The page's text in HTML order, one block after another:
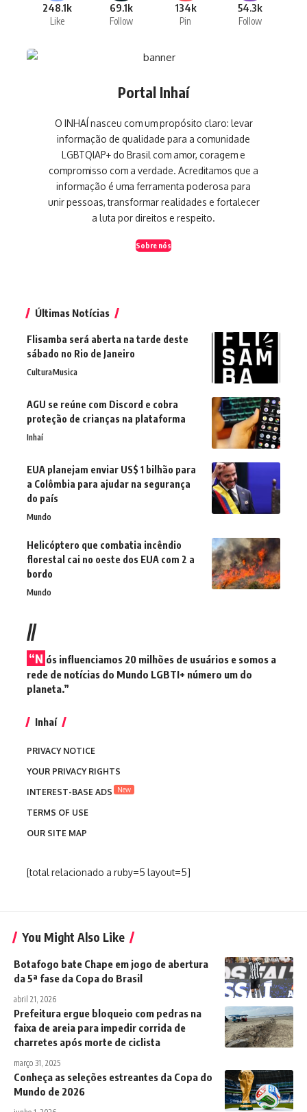
248.1k
Like
69.1k
Follow
134k
Pin
54.3k
Follow
Portal Inhaí
O INHAÍ nasceu com um propósito claro: levar
informação de qualidade para a comunidade
LGBTQIAP+ do Brasil com amor, coragem e
compromisso com a verdade. Acreditamos que a
informação é uma ferramenta poderosa para
unir pessoas, transformar realidades e fortalecer
a luta por direitos e respeito.
Sobre nós
Últimas Notícias
Flisamba será aberta na tarde deste
sábado no Rio de Janeiro
CulturaMusica
AGU se reúne com Discord e cobra
proteção de crianças na plataforma
Inhaí
EUA planejam enviar US$ 1 bilhão para
a Colômbia para ajudar na segurança
do país
Mundo
Helicóptero que combatia incêndio
florestal cai no oeste dos EUA com 2 a
bordo
Mundo
//
“N ós influenciamos 20 milhões de usuários e somos a
rede de notícias do Mundo LGBTI+ número um do
planeta.”
Inhaí
PRIVACY NOTICE
YOUR PRIVACY RIGHTS
INTEREST-BASE ADS
New
TERMS OF USE
OUR SITE MAP
[total relacionado a ruby=5 layout=5]
You Might Also Like
Botafogo bate Chape em jogo de abertura
da 5ª fase da Copa do Brasil
abril 21, 2026
Prefeitura ergue bloqueio com pedras na
faixa de areia para impedir corrida de
charretes após morte de ciclista
março 31, 2025
Conheça as seleções estreantes da Copa do
Mundo de 2026